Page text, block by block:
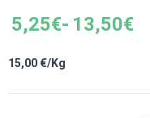
5,25€- 13,50€
Fascia
prezzo:
15,00 €/Kg